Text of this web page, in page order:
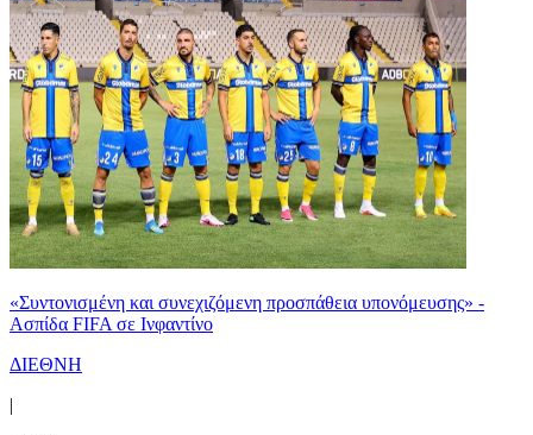
«Συντονισμένη και συνεχιζόμενη προσπάθεια υπονόμευσης» -
Ασπίδα FIFA σε Ινφαντίνο
ΔΙΕΘΝΗ
|